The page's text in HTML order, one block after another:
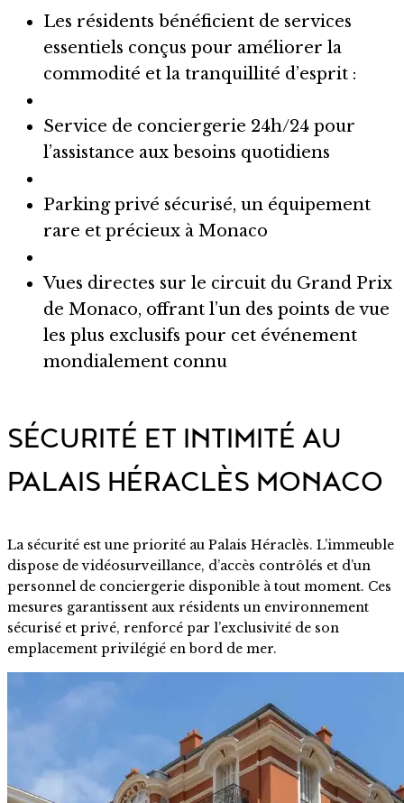
Les résidents bénéficient de services
essentiels conçus pour améliorer la
commodité et la tranquillité d’esprit :
Service de conciergerie 24h/24 pour
l’assistance aux besoins quotidiens
Parking privé sécurisé, un équipement
rare et précieux à Monaco
Vues directes sur le circuit du Grand Prix
de Monaco, offrant l’un des points de vue
les plus exclusifs pour cet événement
mondialement connu
SÉCURITÉ ET INTIMITÉ AU
PALAIS HÉRACLÈS MONACO
La sécurité est une priorité au Palais Héraclès. L’immeuble
dispose de vidéosurveillance, d’accès contrôlés et d’un
personnel de conciergerie disponible à tout moment. Ces
mesures garantissent aux résidents un environnement
sécurisé et privé, renforcé par l’exclusivité de son
emplacement privilégié en bord de mer.